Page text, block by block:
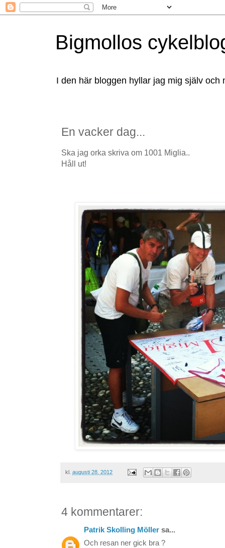
Bigmollos
I den här bloggen hyllar jag mig själv
En vacker dag...
Ska jag orka skriva om 1001 Miglia..
Håll ut!
kl. augusti 28, 2012
4 kommentarer:
Patrik Skolling Möller sa...
Och resan ner gick bra ?